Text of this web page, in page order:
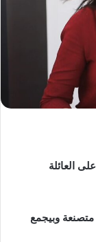
مقتصر على العائلة
وبيجمع